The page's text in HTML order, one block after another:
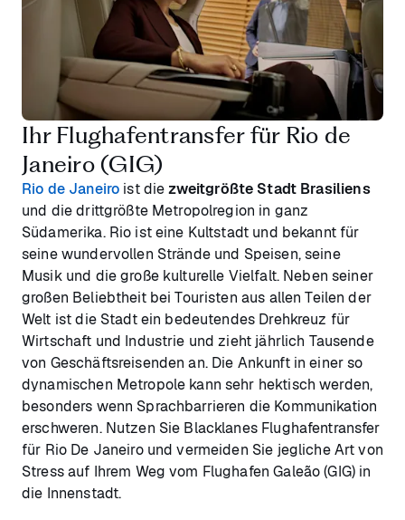
Ihr Flughafentransfer für Rio de
Janeiro (GIG)
Rio de Janeiro ist diezweitgrößte Stadt Brasiliens
und die drittgrößte Metropolregion in ganz
Südamerika. Rio ist eine Kultstadt und bekannt für
seine wundervollen Strände und Speisen, seine
Musik und die große kulturelle Vielfalt. Neben seiner
großen Beliebtheit bei Touristen aus allen Teilen der
Welt ist die Stadt ein bedeutendes Drehkreuz für
Wirtschaft und Industrie und zieht jährlich Tausende
von Geschäftsreisenden an. Die Ankunft in einer so
dynamischen Metropole kann sehr hektisch werden,
besonders wenn Sprachbarrieren die Kommunikation
erschweren. Nutzen Sie Blacklanes Flughafentransfer
für Rio De Janeiro und vermeiden Sie jegliche Art von
Stress auf Ihrem Weg vom Flughafen Galeão (GIG) in
die Innenstadt.